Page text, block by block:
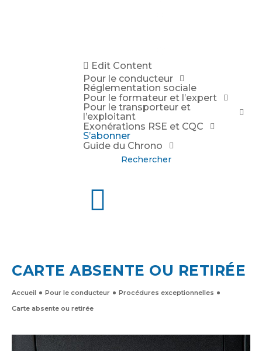
Edit Content
Pour le conducteur
Réglementation sociale
Pour le formateur et l’expert
Pour le transporteur et
l’exploitant
Exonérations RSE et CQC
S’abonner
Guide du Chrono
Rechercher
CARTE ABSENTE OU RETIRÉE
Accueil Pour le conducteur
Procédures exceptionnelles
Carte absente ou retirée